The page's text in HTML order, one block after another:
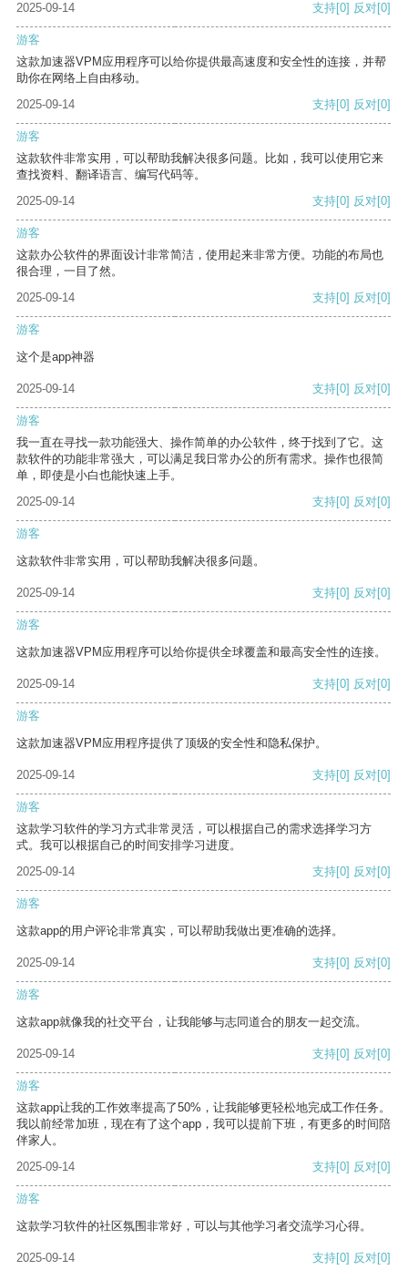
2025-09-14 支持[0] 反对[0]
游客
这款加速器VPM应用程序可以给你提供最高速度和安全性的连接，并帮
助你在网络上自由移动。
2025-09-14
支持[0] 反对[0]
游客
这款软件非常实用，可以帮助我解决很多问题。比如，我可以使用它来
查找资料、翻译语言、编写代码等。
2025-09-14
支持[0] 反对[0]
游客
这款办公软件的界面设计非常简洁，使用起来非常方便。功能的布局也
很合理，一目了然。
2025-09-14
支持[0] 反对[0]
游客
这个是app神器
2025-09-14 支持[0] 反对[0]
游客
我一直在寻找一款功能强大、操作简单的办公软件，终于找到了它。这
款软件的功能非常强大，可以满足我日常办公的所有需求。操作也很简
单，即使是小白也能快速上手。
2025-09-14
支持[0] 反对[0]
游客
这款软件非常实用，可以帮助我解决很多问题。
2025-09-14 支持[0] 反对[0]
游客
这款加速器VPM应用程序可以给你提供全球覆盖和最高安全性的连接。
2025-09-14 支持[0] 反对[0]
游客
这款加速器VPM应用程序提供了顶级的安全性和隐私保护。
2025-09-14 支持[0] 反对[0]
游客
这款学习软件的学习方式非常灵活，可以根据自己的需求选择学习方
式。我可以根据自己的时间安排学习进度。
2025-09-14
支持[0] 反对[0]
游客
这款app的用户评论非常真实，可以帮助我做出更准确的选择。
2025-09-14 支持[0] 反对[0]
游客
这款app就像我的社交平台，让我能够与志同道合的朋友一起交流。
2025-09-14 支持[0] 反对[0]
游客
这款app让我的工作效率提高了50%，让我能够更轻松地完成工作任务。
我以前经常加班，现在有了这个app，我可以提前下班，有更多的时间陪
伴家人。
2025-09-14
支持[0] 反对[0]
游客
这款学习软件的社区氛围非常好，可以与其他学习者交流学习心得。
2025-09-14 支持[0] 反对[0]